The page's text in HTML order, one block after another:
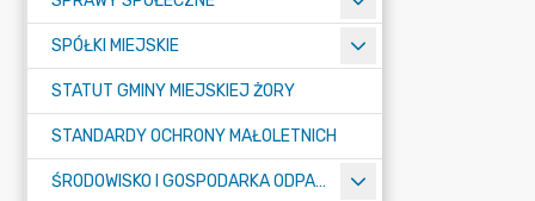
SPÓŁKI MIEJSKIE
STATUT GMINY MIEJSKIEJ ŻORY
STANDARDY OCHRONY MAŁOLETNICH
ŚRODOWISKO I GOSPODARKA ODPADAMI